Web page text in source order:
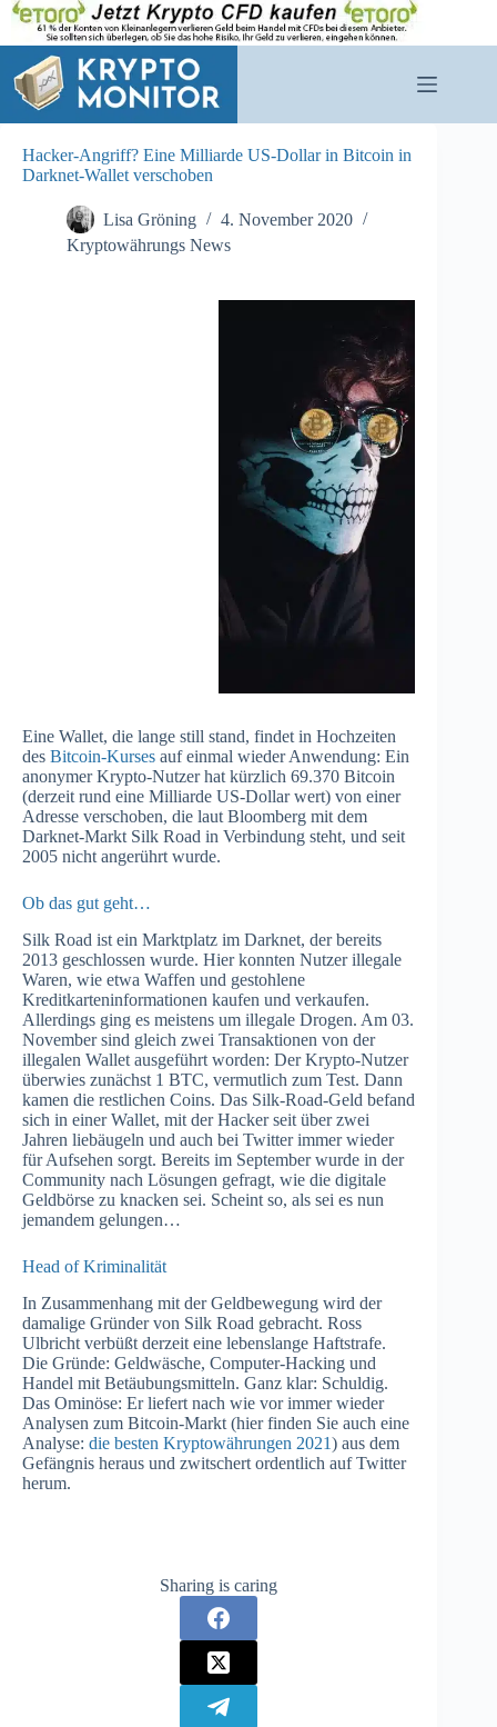
Zum
Inhalt
springen
Hacker-Angriff? Eine Milliarde US-Dollar in Bitcoin in
Darknet-Wallet verschoben
Lisa Gröning
4. November 2020
Kryptowährungs News
Eine Wallet, die lange still stand, findet in Hochzeiten
des Bitcoin-Kurses auf einmal wieder Anwendung: Ein
anonymer Krypto-Nutzer hat kürzlich 69.370 Bitcoin
(derzeit rund eine Milliarde US-Dollar wert) von einer
Adresse verschoben, die laut Bloomberg mit dem
Darknet-Markt Silk Road in Verbindung steht, und seit
2005 nicht angerührt wurde.
Ob das gut geht…
Silk Road ist ein Marktplatz im Darknet, der bereits
2013 geschlossen wurde. Hier konnten Nutzer illegale
Waren, wie etwa Waffen und gestohlene
Kreditkarteninformationen kaufen und verkaufen.
Allerdings ging es meistens um illegale Drogen. Am 03.
November sind gleich zwei Transaktionen von der
illegalen Wallet ausgeführt worden: Der Krypto-Nutzer
überwies zunächst 1 BTC, vermutlich zum Test. Dann
kamen die restlichen Coins. Das Silk-Road-Geld befand
sich in einer Wallet, mit der Hacker seit über zwei
Jahren liebäugeln und auch bei Twitter immer wieder
für Aufsehen sorgt. Bereits im September wurde in der
Community nach Lösungen gefragt, wie die digitale
Geldbörse zu knacken sei. Scheint so, als sei es nun
jemandem gelungen…
Head of Kriminalität
In Zusammenhang mit der Geldbewegung wird der
damalige Gründer von Silk Road gebracht. Ross
Ulbricht verbüßt derzeit eine lebenslange Haftstrafe.
Die Gründe: Geldwäsche, Computer-Hacking und
Handel mit Betäubungsmitteln. Ganz klar: Schuldig.
Das Ominöse: Er liefert nach wie vor immer wieder
Analysen zum Bitcoin-Markt (hier finden Sie auch eine
Analyse: die besten Kryptowährungen 2021) aus dem
Gefängnis heraus und zwitschert ordentlich auf Twitter
herum.
Sharing is caring